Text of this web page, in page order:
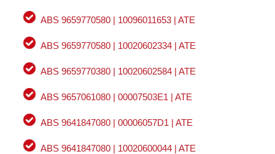
ABS 9659770580 | 10096011653 | ATE
ABS 9659770580 | 10020602334 | ATE
ABS 9659770380 | 10020602584 | ATE
ABS 9657061080 | 00007503E1 | ATE
ABS 9641847080 | 00006057D1 | ATE
ABS 9641847080 | 10020600044 | ATE